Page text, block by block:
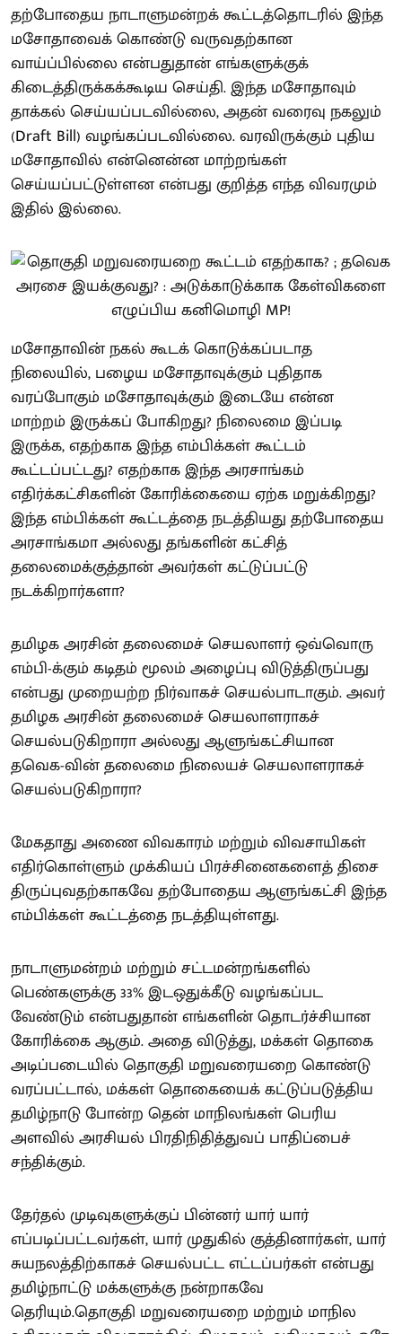
தற்போதைய நாடாளுமன்றக் கூட்டத்தொடரில் இந்த
மசோதாவைக் கொண்டு வருவதற்கான
வாய்ப்பில்லை என்பதுதான் எங்களுக்குக்
கிடைத்திருக்கக்கூடிய செய்தி. இந்த மசோதாவும்
தாக்கல் செய்யப்படவில்லை, அதன் வரைவு நகலும்
(Draft Bill) வழங்கப்படவில்லை. வரவிருக்கும் புதிய
மசோதாவில் என்னென்ன மாற்றங்கள்
செய்யப்பட்டுள்ளன என்பது குறித்த எந்த விவரமும்
இதில் இல்லை.
மசோதாவின் நகல் கூடக் கொடுக்கப்படாத
நிலையில், பழைய மசோதாவுக்கும் புதிதாக
வரப்போகும் மசோதாவுக்கும் இடையே என்ன
மாற்றம் இருக்கப் போகிறது? நிலைமை இப்படி
இருக்க, எதற்காக இந்த எம்பிக்கள் கூட்டம்
கூட்டப்பட்டது? எதற்காக இந்த அரசாங்கம்
எதிர்க்கட்சிகளின் கோரிக்கையை ஏற்க மறுக்கிறது?
இந்த எம்பிக்கள் கூட்டத்தை நடத்தியது தற்போதைய
அரசாங்கமா அல்லது தங்களின் கட்சித்
தலைமைக்குத்தான் அவர்கள் கட்டுப்பட்டு
நடக்கிறார்களா?
தமிழக அரசின் தலைமைச் செயலாளர் ஒவ்வொரு
எம்பி-க்கும் கடிதம் மூலம் அழைப்பு விடுத்திருப்பது
என்பது முறையற்ற நிர்வாகச் செயல்பாடாகும். அவர்
தமிழக அரசின் தலைமைச் செயலாளராகச்
செயல்படுகிறாரா அல்லது ஆளுங்கட்சியான
தவெக-வின் தலைமை நிலையச் செயலாளராகச்
செயல்படுகிறாரா?
மேகதாது அணை விவகாரம் மற்றும் விவசாயிகள்
எதிர்கொள்ளும் முக்கியப் பிரச்சினைகளைத் திசை
திருப்புவதற்காகவே தற்போதைய ஆளுங்கட்சி இந்த
எம்பிக்கள் கூட்டத்தை நடத்தியுள்ளது.
நாடாளுமன்றம் மற்றும் சட்டமன்றங்களில்
பெண்களுக்கு 33% இடஒதுக்கீடு வழங்கப்பட
வேண்டும் என்பதுதான் எங்களின் தொடர்ச்சியான
கோரிக்கை ஆகும். அதை விடுத்து, மக்கள் தொகை
அடிப்படையில் தொகுதி மறுவரையறை கொண்டு
வரப்பட்டால், மக்கள் தொகையைக் கட்டுப்படுத்திய
தமிழ்நாடு போன்ற தென் மாநிலங்கள் பெரிய
அளவில் அரசியல் பிரதிநிதித்துவப் பாதிப்பைச்
சந்திக்கும்.
தேர்தல் முடிவுகளுக்குப் பின்னர் யார் யார்
எப்படிப்பட்டவர்கள், யார் முதுகில் குத்தினார்கள், யார்
சுயநலத்திற்காகச் செயல்பட்ட எட்டப்பர்கள் என்பது
தமிழ்நாட்டு மக்களுக்கு நன்றாகவே
தெரியும்.தொகுதி மறுவரையறை மற்றும் மாநில